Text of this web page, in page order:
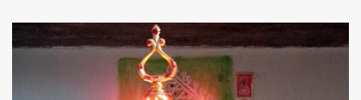
8.பிறர்வயமாகா பெரியோய் போற்றி 9.பேரின்பப் பெருக்காய் பொலிந்தாய்
போற்றி 10.பேரருட்கடலாம் பேரரு...